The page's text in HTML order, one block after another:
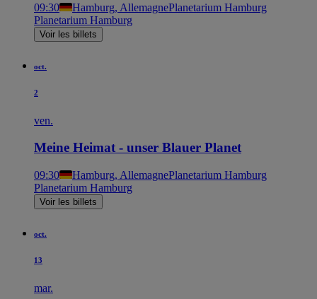
09:30 Hamburg, AllemagnePlanetarium Hamburg
Planetarium Hamburg
Voir les billets
oct.
2
ven.
Meine Heimat - unser Blauer Planet
09:30 Hamburg, AllemagnePlanetarium Hamburg
Planetarium Hamburg
Voir les billets
oct.
13
mar.